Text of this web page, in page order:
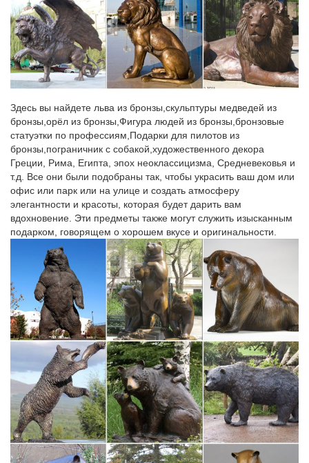
Этапы развития игрушки связаны с историей, с жизнью, с
бытом, с культурой, с изменением стилей эпох, эволюцией
вкуса, со всеми видами искусства, и теснее всего с
прикладным.
Начинающим коллекционерам фарфоровых статуэток | Форум
статуэтки.Кстати, высота 26 см., на вид блестящая (не
матовая). С уважением.Советский период – статья в журнале
"Антиквариат,предметы искусства иТолько немцы ( даже в
фаянсе! )так искусно смогли (оживили!) образ собаки…
Статуэтка – это… Что такое Статуэтка?
Археологические артефакты по типу. Виды скульптуры.
Статуэтки.статуэтка — СТАТУЭТКА, и, мн род. ток, дат. ткам, ж
Произведение изобразительного искусства, представляющее
собой скульптурное изображение небольшого размера,
служащее комнатным украшением.
Фигурка Собаки – символ 2018 года | В нашем интернет-
магазине…
CMS-60/20 Статуэтка "Собака с букетом" (Pavone).Пройдет
всего несколько лет, как символ года Собака примет бразды
правления, чтобы ознаменовать своим приходом самый
благодатный период для всех знаков, без исключения.
Очень красиво!!!Декоративно-прикладное…
Поддержка Вид.Очень красиво!!!Декоративно-прикладное
искусство.Аукционное.Статуэтки и скульптура… Четверг, 14
Июня 2012 г. 12:06 + в цитатник.
Здесь вы найдете льва из бронзы,скульптуры медведей из
бронзы,орёл из бронзы,Фигура людей из бронзы,бронзовые
статуэтки по профессиям,Подарки для пилотов из
бронзы,пограничник с собакой,художественного декора
Греции, Рима, Египта, эпох неоклассицизма, Средневековья и
т.д. Все они были подобраны так, чтобы украсить ваш дом или
офис или парк или на улице и создать атмосферу
элегантности и красоты, которая будет дарить вам
вдохновение. Эти предметы также могут служить изысканным
подарком, говорящем о хорошем вкусе и оригинальности.